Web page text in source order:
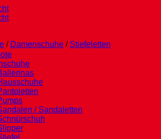
/ Sandaletten
/ Damenschuhe / Stiefeletten